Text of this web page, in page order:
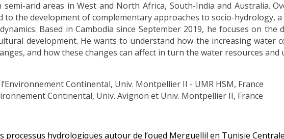
arid areas in West and North Africa, South-India and Australia.
the development of complementary approaches to socio-hydrology,
Based in Cambodia since September 2019, he focuses on
development. He wants to understand how the increasing water
and how these changes can affect in turn the water resources and
Continental, Univ. Montpellier II - UMR HSM, France
Continental, Univ. Avignon et Univ. Montpellier II, France
processus hydrologiques autour de l’oued Merguellil en Tunisie